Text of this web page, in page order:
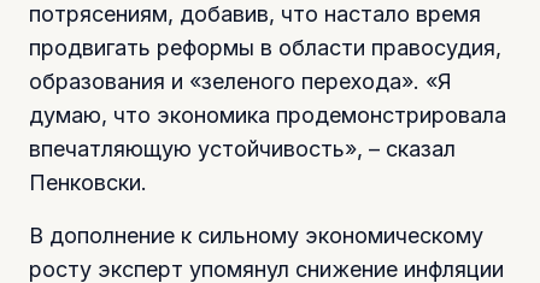
потрясениям, добавив, что настало время
продвигать реформы в области правосудия,
образования и «зеленого перехода». «Я
думаю, что экономика продемонстрировала
впечатляющую устойчивость», – сказал
Пенковски.
В дополнение к сильному экономическому
росту эксперт упомянул снижение инфляции